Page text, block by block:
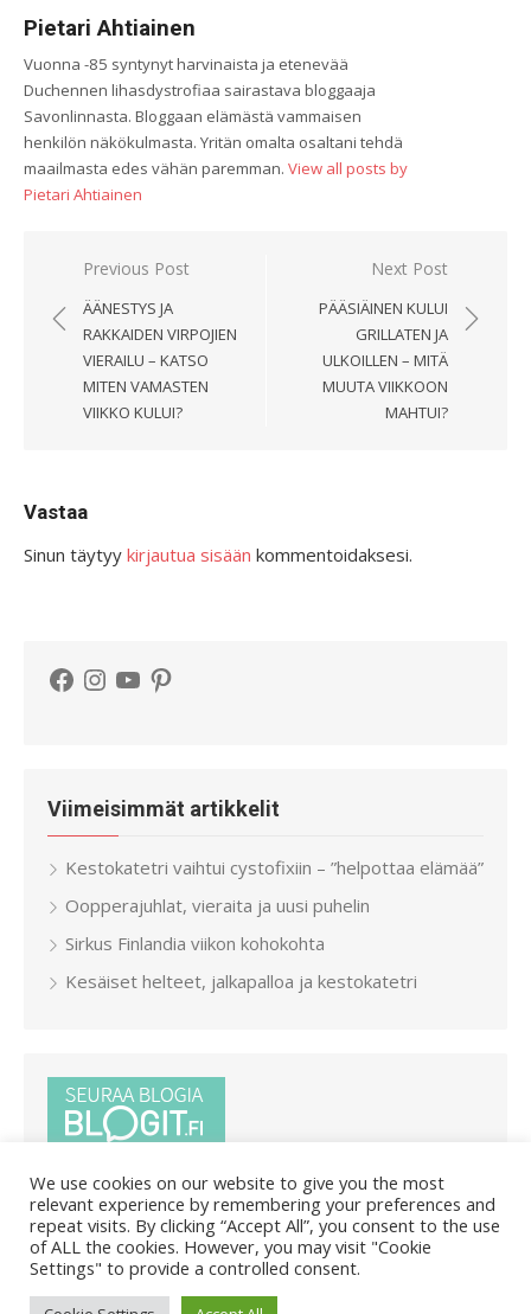
Pietari Ahtiainen
Vuonna -85 syntynyt harvinaista ja etenevää
Duchennen lihasdystrofiaa sairastava bloggaaja
Savonlinnasta. Bloggaan elämästä vammaisen
henkilön näkökulmasta. Yritän omalta osaltani tehdä
maailmasta edes vähän paremman. View all posts by
Pietari Ahtiainen
Artikkelien
selaus
Previous Post
ÄÄNESTYS JA
RAKKAIDEN VIRPOJIEN
VIERAILU – KATSO
MITEN VAMASTEN
VIIKKO KULUI?
Next Post
PÄÄSIÄINEN KULUI
GRILLATEN JA
ULKOILLEN – MITÄ
MUUTA VIIKKOON
MAHTUI?
Vastaa
Sinun täytyy kirjautua sisään kommentoidaksesi.
Facebook
Instagram
YouTubePinterest
Viimeisimmät artikkelit
Kestokatetri vaihtui cystofixiin – ”helpottaa elämää”
Oopperajuhlat, vieraita ja uusi puhelin
Sirkus Finlandia viikon kohokohta
Kesäiset helteet, jalkapalloa ja kestokatetri
© 2026 Pietar.in/ Powered by WordPress
We use cookies on our website to give you the most
relevant experience by remembering your preferences and
repeat visits. By clicking “Accept All”, you consent to the use
of ALL the cookies. However, you may visit "Cookie
Settings" to provide a controlled consent.